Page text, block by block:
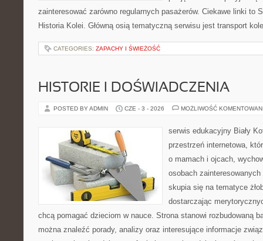
zainteresować zarówno regularnych pasażerów. Ciekawe linki to
Historia Kolei. Główną osią tematyczną serwisu jest transport
CATEGORIES: ZAPACHY I ŚWIEŻOŚĆ
HISTORIE I DOŚWIADCZENIA
POSTED BY ADMIN CZE - 3 - 2026 MOŻLIWOŚĆ
serwis edukacyjny Biały
przestrzeń internetowa,
o mamach i ojcach,
osobach
skupia się na tematyce
dostarczając
chcą pomagać dzieciom w nauce. Strona stanowi rozbudowaną
można znaleźć porady, analizy oraz interesujące informacje